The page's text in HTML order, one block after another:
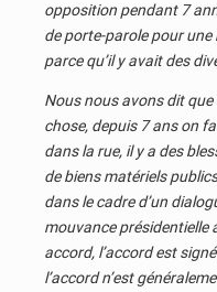
opposition pendant 7
de porte-parole pour
parce qu’il y avait des
Nous nous avons dit
chose, depuis 7 ans on
dans la rue, il y a des
de biens matériels
dans le cadre d’un
mouvance présidentielle
accord, l’accord est
l’accord n’est